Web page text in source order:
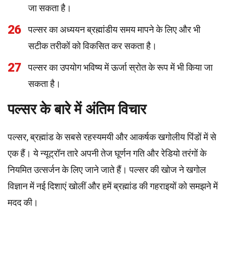
जा सकता है।
26
पल्सर का अध्ययन ब्रह्मांडीय समय मापने के लिए और भी
सटीक तरीकों को विकसित कर सकता है।
27
पल्सर का उपयोग भविष्य में ऊर्जा स्रोत के रूप में भी किया जा
सकता है।
पल्सर के बारे में अंतिम विचार
पल्सर, ब्रह्मांड के सबसे रहस्यमयी और आकर्षक खगोलीय पिंडों में से
एक हैं। ये न्यूट्रॉन तारे अपनी तेज घूर्णन गति और रेडियो तरंगों के
नियमित उत्सर्जन के लिए जाने जाते हैं। पल्सर की खोज ने खगोल
विज्ञान में नई दिशाएं खोलीं और हमें ब्रह्मांड की गहराइयों को समझने में
मदद की।